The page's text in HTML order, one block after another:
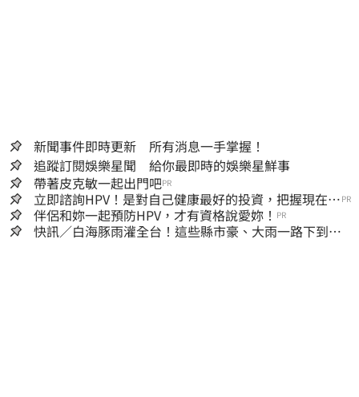
新聞事件即時更新 所有消息一手掌握！
追蹤訂閱娛樂星聞 給你最即時的娛樂星鮮事
帶著皮克敏一起出門吧PR
立即諮詢HPV！是對自己健康最好的投資，把握現在不
嫌晚！
PR
伴侶和妳一起預防HPV，才有資格說愛妳！ PR
快訊／白海豚雨灌全台！這些縣市豪、大雨一路下到晚